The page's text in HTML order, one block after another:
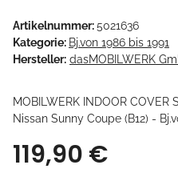
Artikelnummer:5021636
Kategorie: Bj.von 1986 bis 1991
Hersteller: dasMOBILWERK
MOBILWERK INDOOR COVER
Nissan Sunny Coupe (B12) -
119,90 €